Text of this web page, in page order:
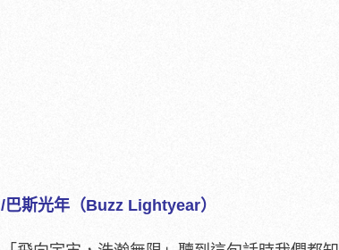
/巴斯光年（Buzz Lightyear）